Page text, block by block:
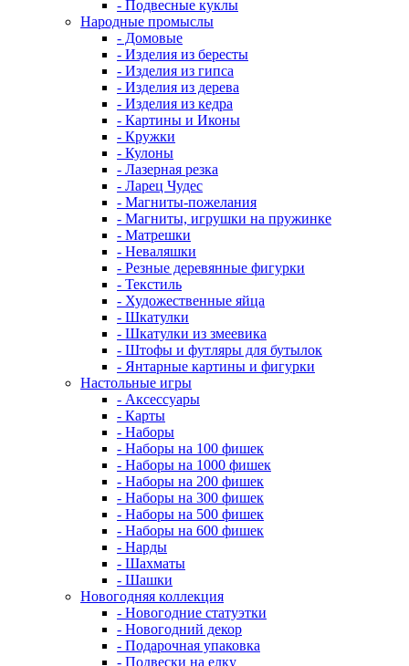
- Подвесные куклы
Народные промыслы
- Домовые
- Изделия из бересты
- Изделия из гипса
- Изделия из дерева
- Изделия из кедра
- Картины и Иконы
- Кружки
- Кулоны
- Лазерная резка
- Ларец Чудес
- Магниты-пожелания
- Магниты, игрушки на пружинке
- Матрешки
- Неваляшки
- Резные деревянные фигурки
- Текстиль
- Художественные яйца
- Шкатулки
- Шкатулки из змеевика
- Штофы и футляры для бутылок
- Янтарные картины и фигурки
Настольные игры
- Аксессуары
- Карты
- Наборы
- Наборы на 100 фишек
- Наборы на 1000 фишек
- Наборы на 200 фишек
- Наборы на 300 фишек
- Наборы на 500 фишек
- Наборы на 600 фишек
- Нарды
- Шахматы
- Шашки
Новогодняя коллекция
- Новогодние статуэтки
- Новогодний декор
- Подарочная упаковка
- Подвески на елку